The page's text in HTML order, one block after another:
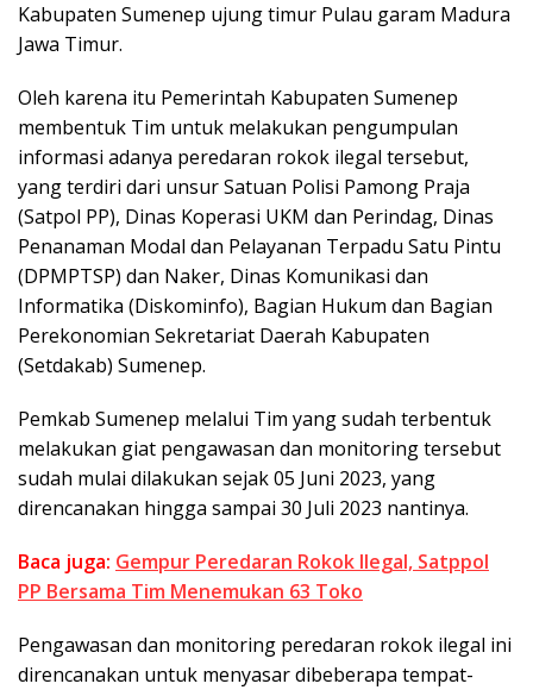
Kabupaten Sumenep ujung timur Pulau garam Madura
Jawa Timur.
Oleh karena itu Pemerintah Kabupaten Sumenep
membentuk Tim untuk melakukan pengumpulan
informasi adanya peredaran rokok ilegal tersebut,
yang terdiri dari unsur Satuan Polisi Pamong Praja
(Satpol PP), Dinas Koperasi UKM dan Perindag, Dinas
Penanaman Modal dan Pelayanan Terpadu Satu Pintu
(DPMPTSP) dan Naker, Dinas Komunikasi dan
Informatika (Diskominfo), Bagian Hukum dan Bagian
Perekonomian Sekretariat Daerah Kabupaten
(Setdakab) Sumenep.
Pemkab Sumenep melalui Tim yang sudah terbentuk
melakukan giat pengawasan dan monitoring tersebut
sudah mulai dilakukan sejak 05 Juni 2023, yang
direncanakan hingga sampai 30 Juli 2023 nantinya.
Baca juga: Gempur Peredaran Rokok Ilegal, Satppol
PP Bersama Tim Menemukan 63 Toko
Pengawasan dan monitoring peredaran rokok ilegal ini
direncanakan untuk menyasar dibeberapa tempat-